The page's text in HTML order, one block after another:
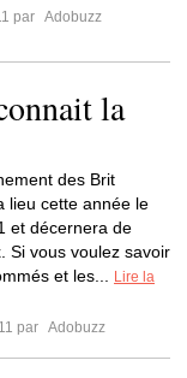
par Adobuzz
la
des Brit
lieu cette année le
et décernera de
Si vous voulez savoir
et les...
Lire la
par Adobuzz